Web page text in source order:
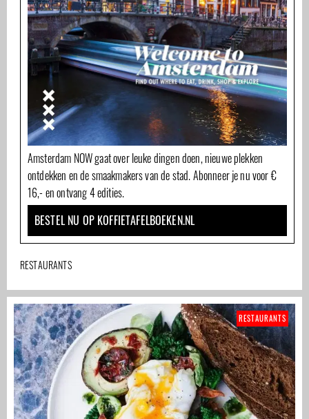
Amsterdam NOW gaat over leuke dingen doen, nieuwe plekken
ontdekken en de smaakmakers van de stad. Abonneer je nu voor €
16,- en ontvang 4 edities.
BESTEL NU OP KOFFIETAFELBOEKEN.NL
RESTAURANTS
RESTAURANTS